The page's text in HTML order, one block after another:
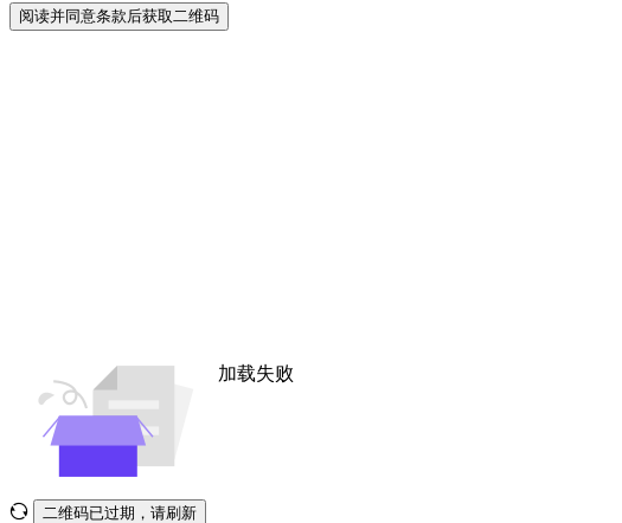
阅读并同意条款后获取二维码
加载失败
二维码已过期，请刷新